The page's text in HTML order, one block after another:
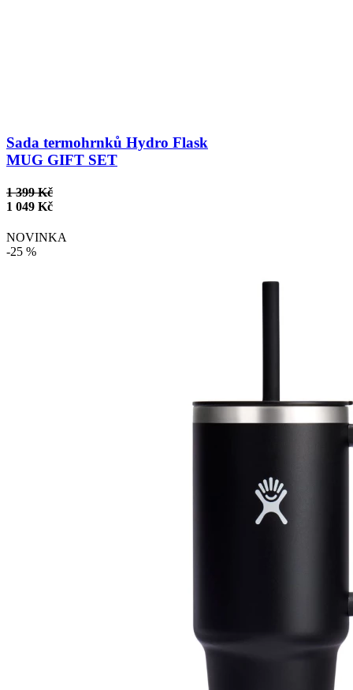
Sada termohrnků Hydro Flask
MUG GIFT SET
1 399 Kč
1 049 Kč
NOVINKA
-25 %